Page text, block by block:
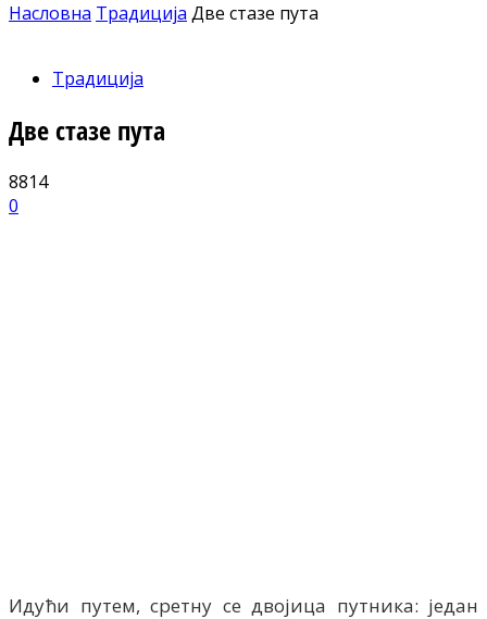
Насловна Традиција Две стазе пута
Традиција
Две стазе пута
8814
0
Идући путем, сретну се двојица путника: један